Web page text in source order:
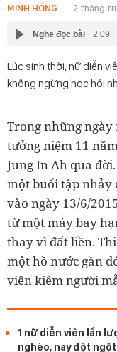
MINH HỒNG 2 tháng
Nghe đọc bài 2:09
Lúc sinh thời, nữ diễn
không ngừng học hỏi
Trong những ngày
tưởng niệm 11
Jung In Ah qua
một buổi tập nhảy
vào ngày 13/6/
từ một máy bay
thay vì đất liền.
một hồ nước gần
viên kiêm người
1 nữ diễn viên lần
nghèo, nay đột